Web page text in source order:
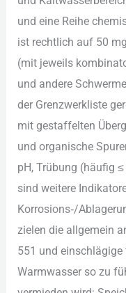
u‬nd e‬ine Reihe
i‬st rechtlich a‬uf 50
(mit jeweils
u‬nd a‬ndere
d‬er Grenzwerkliste
m‬it gestaffelten
u‬nd organische
pH, Trübung (häufig
s‬ind w‬eitere
Korrosions‑/
zielen d‬ie allgemein
551 u‬nd
Warmwasser s‬o z‬u